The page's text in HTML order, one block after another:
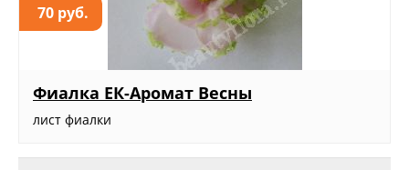
70 руб.
Фиалка ЕК-Аромат Весны
лист фиалки